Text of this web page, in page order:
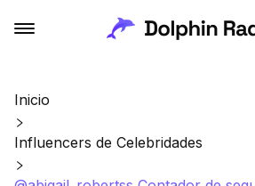
Inicio
Influencers de Celebridades